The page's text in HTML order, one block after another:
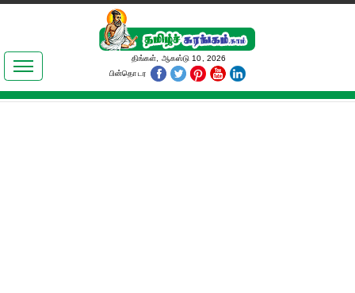
இலக்கியங்கள்
தமிழ் உலகம்
திங்கள், ஆகஸ்டு 10, 2026
பின்தொடர